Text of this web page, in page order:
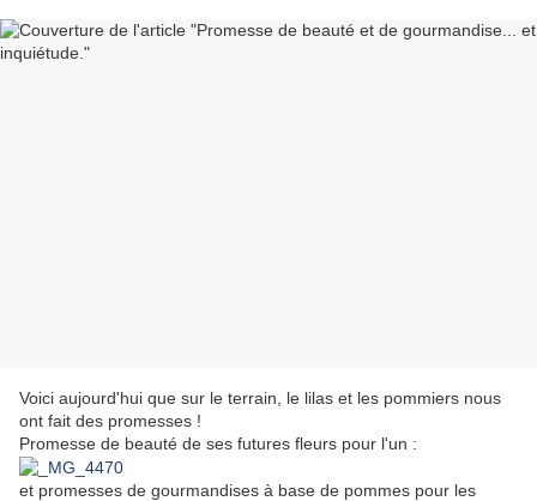
Voici aujourd'hui que sur le terrain, le lilas et les pommiers nous
ont fait des promesses !
Promesse de beauté de ses futures fleurs pour l'un :
et promesses de gourmandises à base de pommes pour les